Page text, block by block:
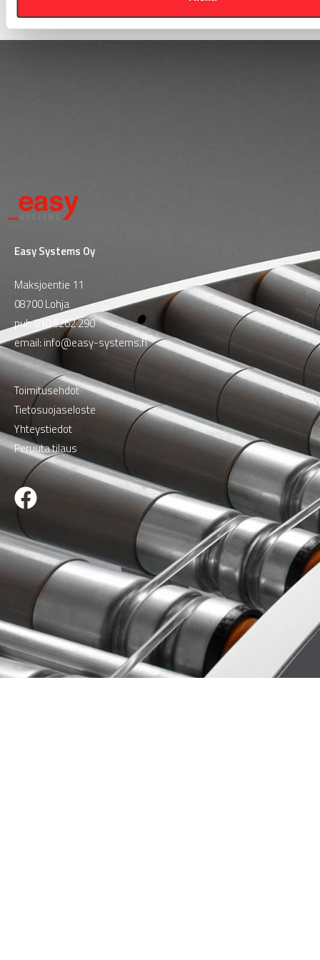
Easy Systems Oy
Maksjoentie 11
08700 Lohja
puh010 5262 290
email: info@easy-systems.fi
Toimitusehdot
Tietosuojaseloste
Yhteystiedot
Peruuta tilaus